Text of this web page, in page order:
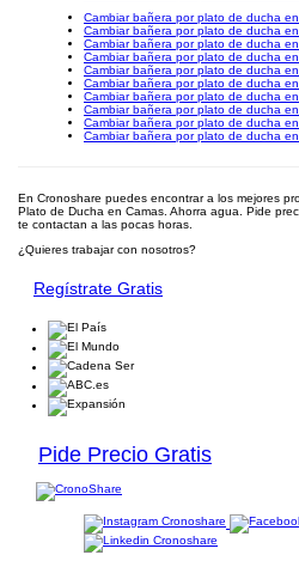
Cambiar bañera por plato de ducha
Cambiar bañera por plato de ducha
Cambiar bañera por plato de ducha
Cambiar bañera por plato de ducha
Cambiar bañera por plato de ducha
Cambiar bañera por plato de ducha
Cambiar bañera por plato de ducha
Cambiar bañera por plato de ducha
Cambiar bañera por plato de ducha
Cambiar bañera por plato de ducha
En Cronoshare puedes encontrar a los mejores
Plato de Ducha en Camas. Ahorra agua. Pide
te contactan a las pocas horas.
¿Quieres trabajar con nosotros?
Regístrate Gratis
Pide Precio Gratis